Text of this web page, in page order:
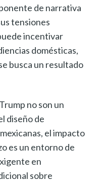
de narrativa
tensiones
incentivar
domésticas,
busca un resultado
no son un
diseño de
el impacto
es un entorno de
en
sobre